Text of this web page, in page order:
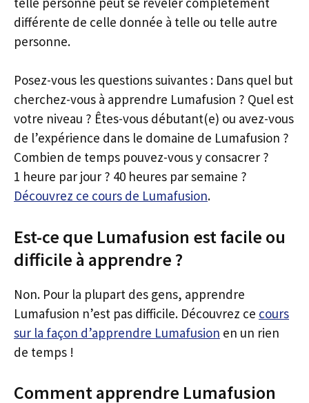
différente de celle donnée à telle ou telle autre
personne.
Posez-vous les questions suivantes : Dans quel but
cherchez-vous à apprendre Lumafusion ? Quel est
votre niveau ? Êtes-vous débutant(e) ou avez-vous
de l’expérience dans le domaine de Lumafusion ?
Combien de temps pouvez-vous y consacrer ?
1 heure par jour ? 40 heures par semaine ?
Découvrez ce cours de Lumafusion.
Est-ce que Lumafusion est facile ou
difficile à apprendre ?
Non. Pour la plupart des gens, apprendre
Lumafusion n’est pas difficile. Découvrez ce cours
sur la façon d’apprendre Lumafusion en un rien
de temps !
Comment apprendre Lumafusion